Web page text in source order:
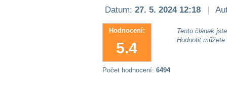
Datum: 27. 5. 2024 12:18 |
Hodnocení:
5.4
Tento článek
Hodnotit
Počet hodnocení: 6494